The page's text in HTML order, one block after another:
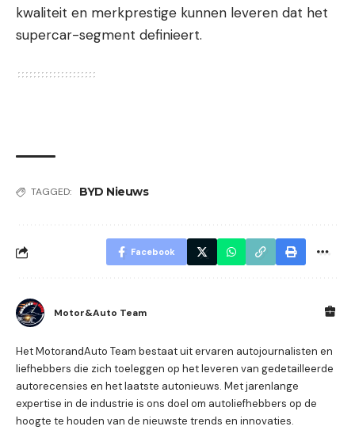
kwaliteit en merkprestige kunnen leveren dat het
supercar-segment definieert.
TAGGED: BYD Nieuws
Facebook
Motor&Auto Team
Het MotorandAuto Team bestaat uit ervaren autojournalisten en
liefhebbers die zich toeleggen op het leveren van gedetailleerde
autorecensies en het laatste autonieuws. Met jarenlange
expertise in de industrie is ons doel om autoliefhebbers op de
hoogte te houden van de nieuwste trends en innovaties.